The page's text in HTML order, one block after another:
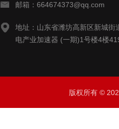
邮箱：664674373@qq.com
地址：山东省潍坊高新区新城街
电产业加速器 (一期)1号楼4楼
版权所有 ©